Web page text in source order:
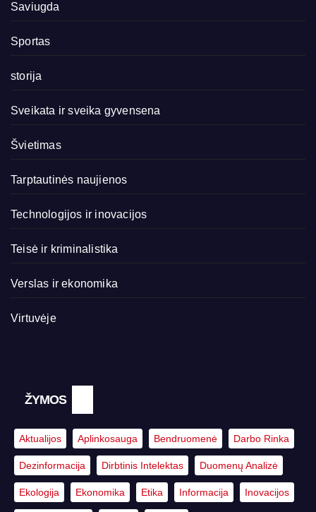
Saviugda
Sportas
storija
Sveikata ir sveika gyvensena
Švietimas
Tarptautinės naujienos
Technologijos ir inovacijos
Teisė ir kriminalistika
Verslas ir ekonomika
Virtuvėje
ŽYMOS
Aktualijos Aplinkosauga Bendruomenė Darbo Rinka
Dezinformacija Dirbtinis Intelektas Duomenų Analizė
Ekologija Ekonomika Etika Informacija Inovacijos